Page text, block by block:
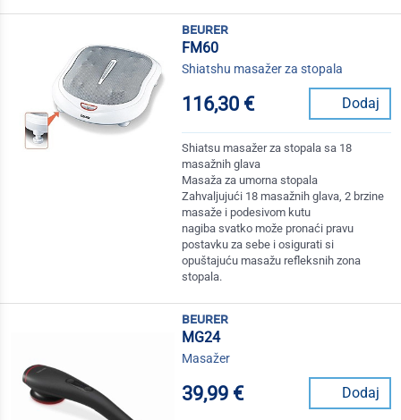
beurer
FM60
Shiatshu masažer za stopala
116,30 € Dodaj
Shiatsu masažer za stopala sa 18
masažnih glava
Masaža za umorna stopala
Zahvaljujući 18 masažnih glava, 2 brzine
masaže i podesivom kutu
nagiba svatko može pronaći pravu
postavku za sebe i osigurati si
opuštajuću masažu refleksnih zona
stopala.
beurer
MG24
Masažer
39,99 € Dodaj